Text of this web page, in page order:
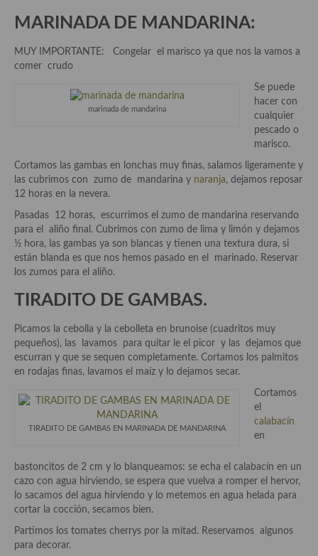
Aceites
Mojos y pastas
Aperitivos
Bebidas
Bocadillos, hamburguesas, sándwich, emparedados, tostas y
demás
Entrantes y primeros platos
Ensaladas
Entrantes
Gazpachos, salmorejos, sopas y cremas frías
Legumbres y cereales
Cuscús
Huevos
MARINADA DE MANDARINA:
MUY IMPORTANTE: Congelar el marisco ya que nos la vamos a
comer crudo
marinada de mandarina
Se puede
hacer con
cualquier
pescado o
marisco.
Cortamos las gambas en lonchas muy finas, salamos ligeramente y
las cubrimos con zumo de mandarina y naranja, dejamos reposar
12 horas en la nevera.
Pasadas 12 horas, escurrimos el zumo de mandarina reservando
para el aliño final. Cubrimos con zumo de lima y limón y dejamos
½ hora, las gambas ya son blancas y tienen una textura dura, si
están blanda es que nos hemos pasado en el marinado. Reservar
los zumos para el aliño.
TIRADITO DE GAMBAS.
Picamos la cebolla y la cebolleta en brunoise (cuadritos muy
pequeños), las lavamos para quitar le el picor y las dejamos que
escurran y que se sequen completamente. Cortamos los palmitos
en rodajas finas, lavamos el maíz y lo dejamos secar.
TIRADITO DE GAMBAS EN MARINADA DE MANDARINA
Cortamos
el
calabacín
en
bastoncitos de 2 cm y lo blanqueamos: se echa el calabacín en un
cazo con agua hirviendo, se espera que vuelva a romper el hervor,
lo sacamos del agua hirviendo y lo metemos en agua helada para
cortar la cocción, secamos bien.
Partimos los tomates cherrys por la mitad. Reservamos algunos
para decorar.